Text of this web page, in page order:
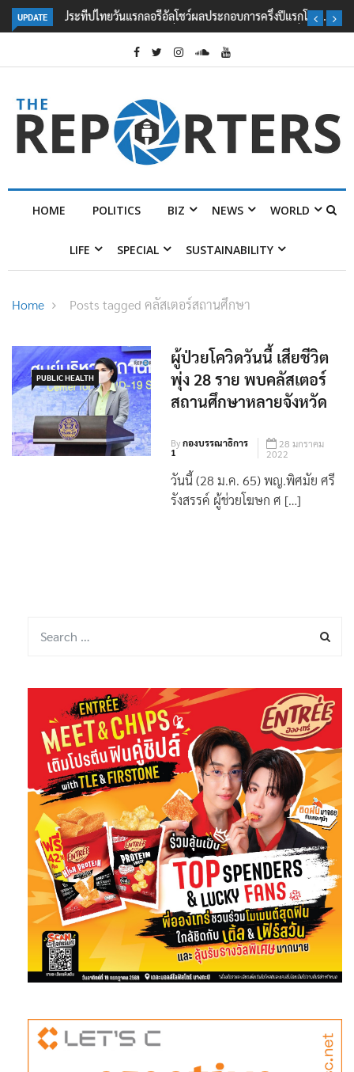
UPDATE
ลอรีอัลโชว์ผลประกอบการครึ่งปีแรกโต 6.5% กวาดรายได้ 2.3 หมื่นล้านยูโร
คว้าไลเซนส์ ‘กุชชี่’ 50 ปี พร้อมส่ง 4 แบรนด์ใหม่บุกตลาดไทย
POLITICS BIZ NEWS WORLD
PUBLIC HEALTH
ผู้ป่วยโควิดวันนี้ เสียชีวิต
พุ่ง 28 ราย พบคลัสเตอร์
สถานศึกษาหลายจังหวัด
Byกองบรรณาธิการ
1
28 มกราคม
2022
วันนี้ (28 ม.ค. 65) พญ.พิศมัย ศรี